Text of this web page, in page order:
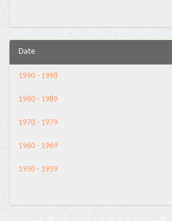
Date
1990 - 1998
1980 - 1989
1970 - 1979
1960 - 1969
1950 - 1959